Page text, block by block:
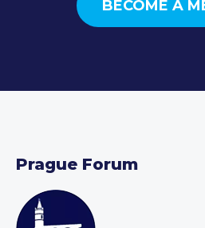
BECOME A
Prague Forum